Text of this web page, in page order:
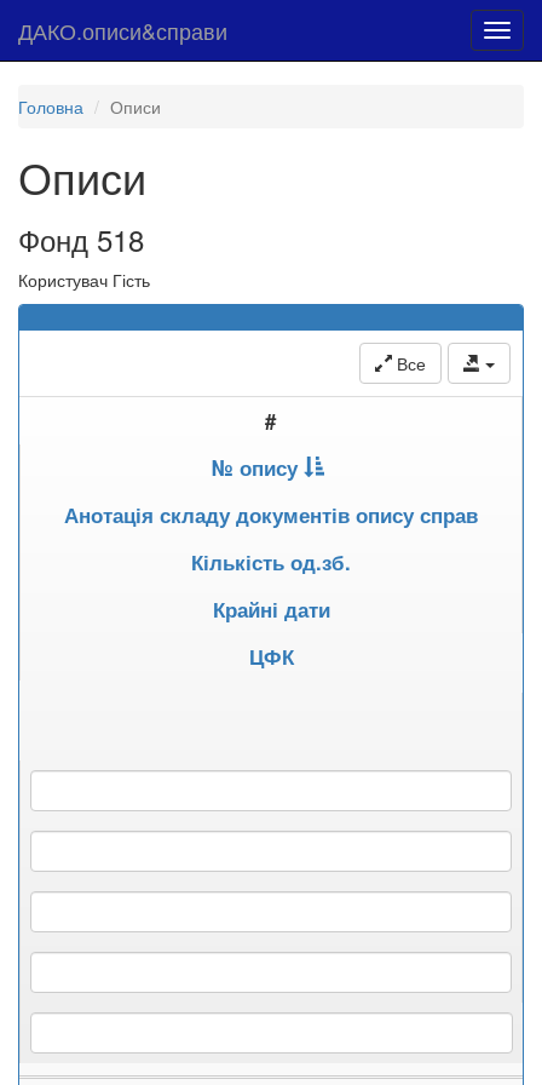
ДАКО.описи&справи
Головна Описи
Описи
Фонд 518
Користувач Гість
Все
#
№ опису
Анотація складу документів опису справ
Кількість од.зб.
Крайні дати
ЦФК